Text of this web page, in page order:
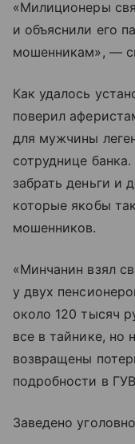
«Милиционеры
и объяснили его
мошенникам», —
Как удалось
поверил
для мужчины
сотруднице
забрать деньги и
которые якобы
мошенников.
«Минчанин взял
у двух
около 120 тысяч
все в тайнике, но
возвращены
подробности в
Заведено